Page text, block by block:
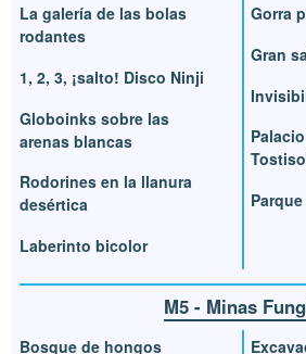
La galería de las bolas
rodantes
1, 2, 3, ¡salto! Disco Ninji
Globoinks sobre las
arenas blancas
Rodorines en la llanura
desértica
Laberinto bicolor
Gorra
Gran
M5 - Minas
Bosque de hongos